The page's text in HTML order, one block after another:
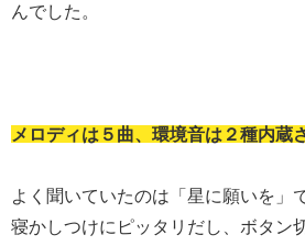
んでした。
メロディは５曲、環境音は２種内蔵
よく聞いていたのは「星に願いを」
寝かしつけにピッタリだし、ボタン